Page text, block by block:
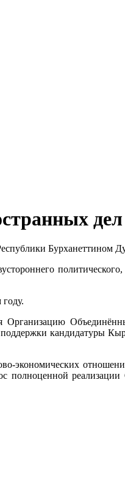
Бурханеттином
политического,
Организацию
кандидатуры
экономических
полноценной